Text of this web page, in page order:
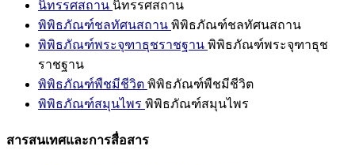
นิทรรศสถาน นิทรรศสถาน
พิพิธภัณฑ์ชลทัศนสถาน พิพิธภัณฑ์ชลทัศนสถาน
พิพิธภัณฑ์พระจุฑาธุชราชฐาน พิพิธภัณฑ์พระจุฑาธุช
ราชฐาน
พิพิธภัณฑ์พืชมีชีวิต พิพิธภัณฑ์พืชมีชีวิต
พิพิธภัณฑ์สมุนไพร พิพิธภัณฑ์สมุนไพร
สารสนเทศและการสื่อสาร